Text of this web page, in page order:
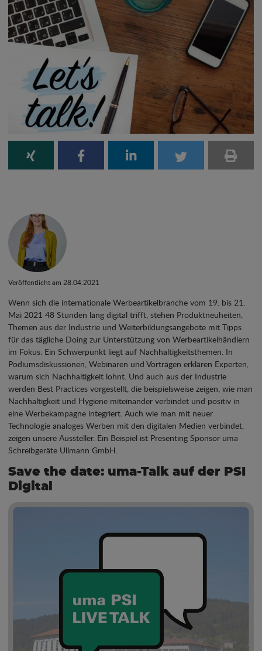
Veröffentlicht am 28.04.2021
Wenn sich die internationale Werbeartikelbranche vom 19. bis 21.
Mai 2021 48 Stunden lang digital trifft, stehen Produktneuheiten,
Themen aus der Industrie und Weiterbildungsangebote mit Tipps
für das tägliche Doing zur Unterstützung von Werbeartikelhändlern
im Fokus. Ein Schwerpunkt liegt auf Nachhaltigkeitsthemen. In
Podiumsdiskussionen, Webinaren und Vorträgen erklären Experten,
warum sich Nachhaltigkeit lohnt. Und auch aus der Industrie
werden Best Practices vorgestellt, die beispielsweise zeigen, wie man
Nachhaltigkeit und Hygiene miteinander verbindet und positiv in
eine Werbekampagne integriert. Auch wie man mit neuer
Technologie analoges Werben mit den digitalen Medien verbindet,
zeigen unsere Aussteller. Ein Beispiel ist Presenting Sponsor uma
Schreibgeräte Ullmann GmbH.
Save the date: uma-Talk auf der PSI
Digital